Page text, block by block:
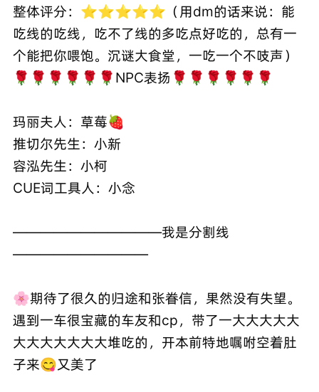
整体评分：⭐️⭐️⭐️⭐️⭐️（用dm的话来说：能
吃线的吃线，吃不了线的多吃点好吃的，总有一
个能把你喂饱。沉谜大食堂，一吃一个不吱声）
🌹🌹🌹🌹🌹🌹NPC表扬🌹🌹🌹🌹🌹🌹
玛丽夫人：草莓🍓
推切尔先生：小新
容泓先生：小柯
CUE词工具人：小念
———————————我是分割线
——————————
🌸期待了很久的归途和张眷信，果然没有失望。
遇到一车很宝藏的车友和cp，带了一大大大大大
大大大大大大大堆吃的，开本前特地嘱咐空着肚
子来😋又美了